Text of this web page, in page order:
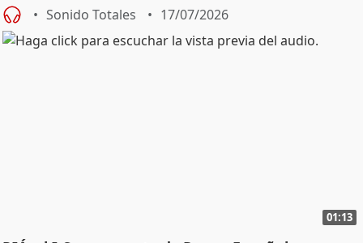
Sonido Totales 17/07/2026
01:13